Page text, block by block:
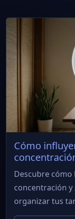
Cómo
Descubre cómo
concentración
organizar tus